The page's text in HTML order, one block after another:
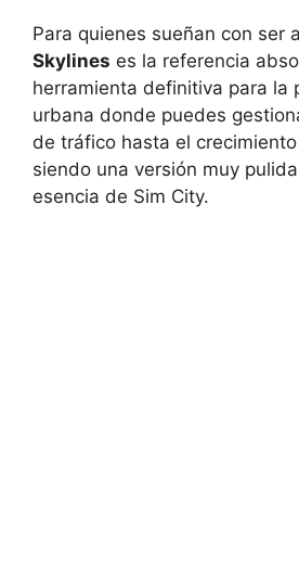
Para quienes sueñan con ser
Skylines es la referencia
herramienta definitiva para la
urbana donde puedes
de tráfico hasta el
siendo una versión muy
esencia de Sim City.